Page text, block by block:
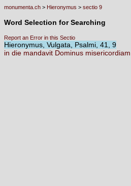
monumenta.ch > Hieronymus > sectio 9
Word Selection for Searching
Report an Error in this Sectio
Hieronymus, Vulgata, Psalmi, 41, 9
in die mandavit Dominus misericordiam